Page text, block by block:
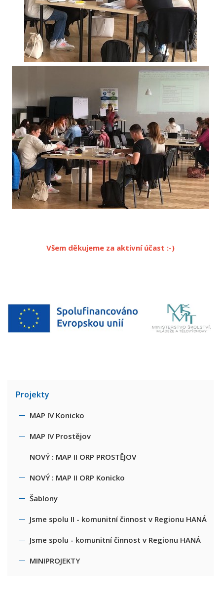
Všem děkujeme za aktivní účast :-)
Projekty
MAP IV Konicko
MAP IV Prostějov
NOVÝ : MAP II ORP PROSTĚJOV
NOVÝ : MAP II ORP Konicko
Šablony
Jsme spolu II - komunitní činnost v Regionu HANÁ
Jsme spolu - komunitní činnost v Regionu HANÁ
MINIPROJEKTY